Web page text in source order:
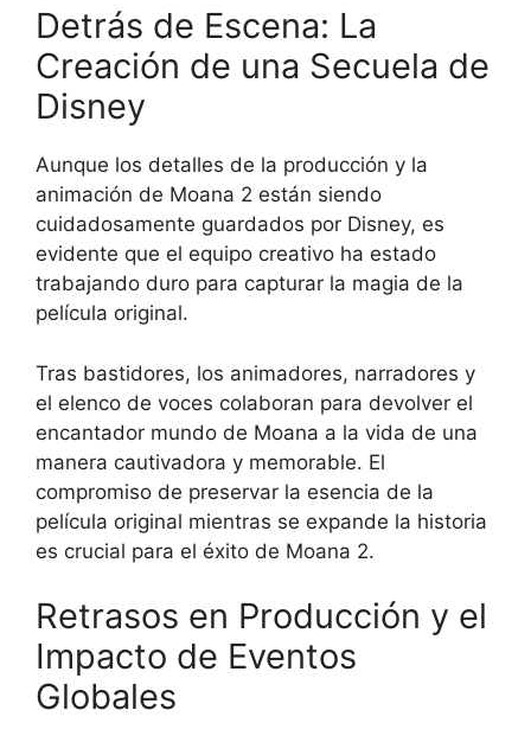
Detrás de Escena: La
Creación de una Secuela de
Disney
Aunque los detalles de la producción y la
animación de Moana 2 están siendo
cuidadosamente guardados por Disney, es
evidente que el equipo creativo ha estado
trabajando duro para capturar la magia de la
película original.
Tras bastidores, los animadores, narradores y
el elenco de voces colaboran para devolver el
encantador mundo de Moana a la vida de una
manera cautivadora y memorable. El
compromiso de preservar la esencia de la
película original mientras se expande la historia
es crucial para el éxito de Moana 2.
Retrasos en Producción y el
Impacto de Eventos
Globales